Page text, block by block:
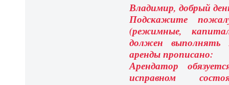
Владимир, добрый
Подскажите
(режимные,
должен выполнять
аренды прописано:
Арендатор
исправном